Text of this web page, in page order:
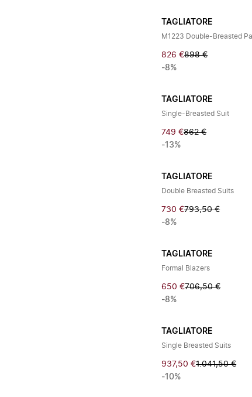
TAGLIATORE
M1223 Double-Breasted
826 €898 €
-8%
TAGLIATORE
Single-Breasted Suit
749 €862 €
-13%
TAGLIATORE
Double Breasted Suits
730 €793,50 €
-8%
TAGLIATORE
Formal Blazers
650 €706,50 €
-8%
TAGLIATORE
Single Breasted Suits
937,50 €1.041,50 €
-10%